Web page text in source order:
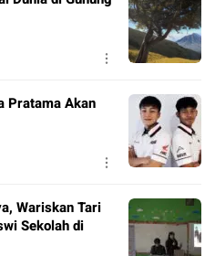
Pratama Akan
Wariskan Tari
Sekolah di